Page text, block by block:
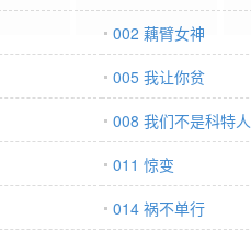
002 藕臂女神
005 我让你贫
008 我们不是科特人
011 惊变
014 祸不单行